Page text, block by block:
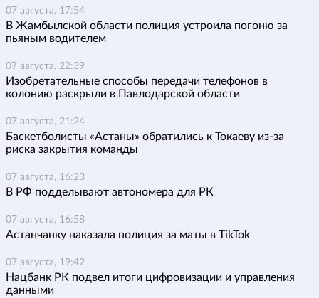
07 августа, 17:54
В Жамбылской области полиция устроила погоню за
пьяным водителем
07 августа, 22:39
Изобретательные способы передачи телефонов в
колонию раскрыли в Павлодарской области
07 августа, 21:24
Баскетболисты «Астаны» обратились к Токаеву из-за
риска закрытия команды
07 августа, 16:23
В РФ подделывают автономера для РК
07 августа, 16:58
Астанчанку наказала полиция за маты в TikTok
07 августа, 19:42
Нацбанк РК подвел итоги цифровизации и управления
данными